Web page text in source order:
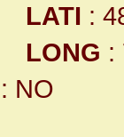
LATI :
LONG :
: NO